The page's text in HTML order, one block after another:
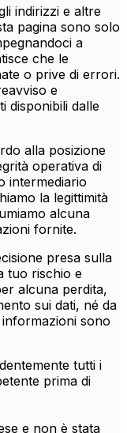
indirizzi e altre
pagina sono solo
a
che le
o prive di errori.
e
disponibili dalle
alla posizione
operativa di
intermediario
la legittimità
alcuna
fornite.
presa sulla
tuo rischio e
alcuna perdita,
sui dati, né da
sono
tutti i
prima di
e non è stata